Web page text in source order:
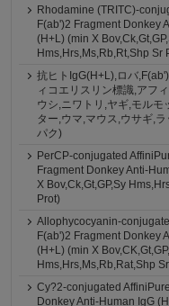
Rhodamine (TRITC)-
F(ab')2 Fragment Donkey
(H+L) (min X
Hms,Hrs,Ms,Rb,Rt,Shp Sr
抗ヒトIgG(H+L),ロバ
ィコエリスリン標識,アフ
ウシ,ニワトリ,ヤギ,モルモ
ター,ウマ,マウス,ウサギ,
パク)
PerCP-conjugated
Fragment Donkey Anti-
X Bov,Ck,Gt,GP,Sy
Prot)
Allophycocyanin-
F(ab')2 Fragment Donkey
(H+L) (min X
Hms,Hrs,Ms,Rb,Rat,Shp
Cy?2-conjugated
Donkey Anti-Human IgG